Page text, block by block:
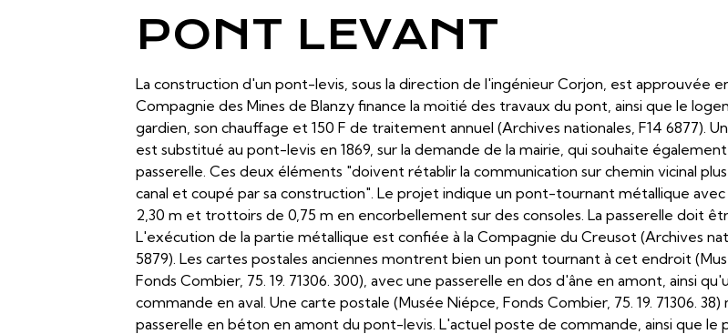
PONT LEVANT
La construction d'un pont-levis, sous la direction de l'ingénieur Corjon, est approuvée en
Compagnie des Mines de Blanzy finance la moitié des travaux du pont, ainsi que le
gardien, son chauffage et 150 F de traitement annuel (Archives nationales, F14 6877).
est substitué au pont-levis en 1869, sur la demande de la mairie, qui souhaite
passerelle. Ces deux éléments "doivent rétablir la communication sur chemin vicinal
canal et coupé par sa construction". Le projet indique un pont-tournant métallique avec
2,30 m et trottoirs de 0,75 m en encorbellement sur des consoles. La passerelle doit
L'exécution de la partie métallique est confiée à la Compagnie du Creusot (Archives
5879). Les cartes postales anciennes montrent bien un pont tournant à cet endroit
Fonds Combier, 75. 19. 71306. 300), avec une passerelle en dos d'âne en amont, ainsi
commande en aval. Une carte postale (Musée Niépce, Fonds Combier, 75. 19. 71306.
passerelle en béton en amont du pont-levis. L'actuel poste de commande, ainsi que le